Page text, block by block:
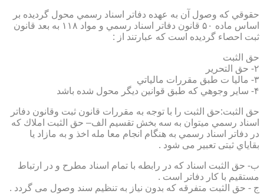
حقوقي كه وصول آن به عهده دفاتر اسناد رسمي محول گرديده بر
اساس ماده ۵۰ قانون دفاتر اسناد رسمي و مواد ۱۱۸ به بعد قانون
ثبت احصاء گرديده است كه عبارتند از :
حق الثبت
۲- حق التحرير
۳- ماليا ت طبق مقررات مالياتي
۴- ساير وجوهي كه طبق قوانين ديگر محول شده باشد
حق الثبت:حق الثبت را با توجه به مقررات قانون ثبت وقانون دفاتر
اسناد رسمي ميتوان به سه بخش تقسيم الف– حق الثبت املاك كه
در دفاتر اسناد رسمي به هنگام انجام معا مله اخذ و به مازاد يا
بقاياي ثبتی تعبیر می شود .
ب- حق الثبت اسناد كه در رابطه با تمام اسناد مطرح و در ارتباط
مستقيم با كار دفاتر است .
ج - حق الثبت متفرقه كه بدون نياز به تنظیم سند وصول می گردد .